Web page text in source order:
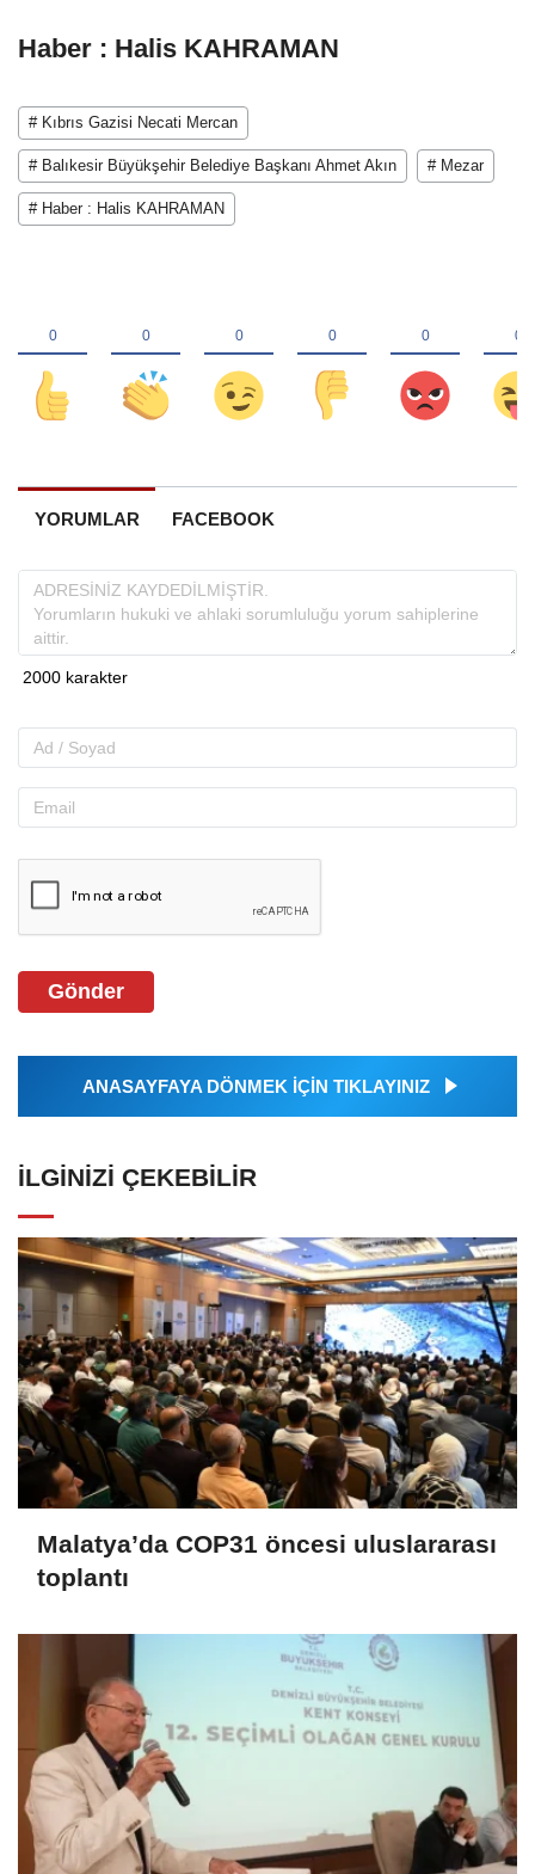
Haber : Halis KAHRAMAN
# Kıbrıs Gazisi Necati Mercan
# Balıkesir Büyükşehir Belediye Başkanı Ahmet Akın # Mezar
# Haber : Halis KAHRAMAN
YORUMLAR FACEBOOK
Gönder
ANASAYFAYA DÖNMEK İÇİN TIKLAYINIZ
İLGINIZI ÇEKEBILIR
Malatya’da COP31 öncesi uluslararası
toplantı